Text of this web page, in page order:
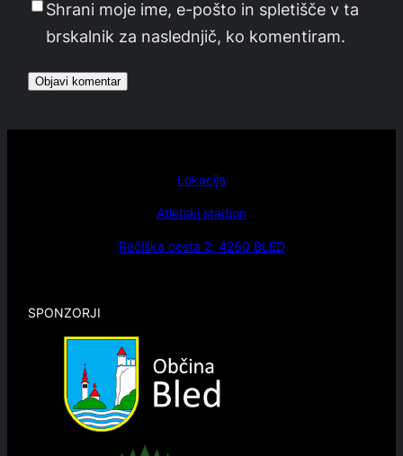
Shrani moje ime, e-pošto in spletišče v ta
brskalnik za naslednjič, ko komentiram.
Lokacija
Atletski stadion
Rečiška cesta 2, 4260 BLED
SPONZORJI